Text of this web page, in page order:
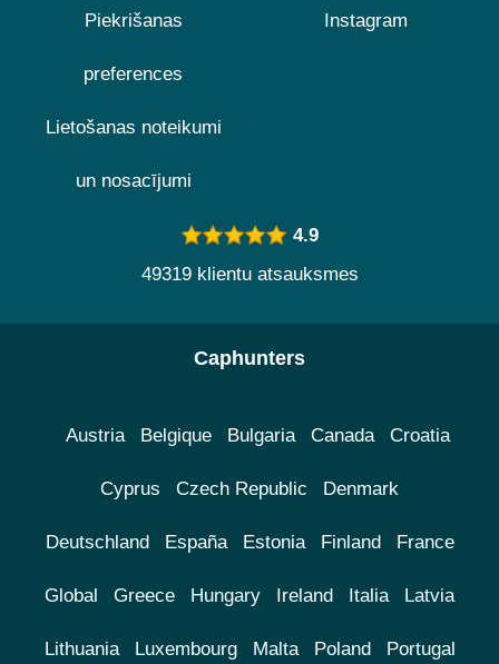
Piekrišanas
preferences
Lietošanas noteikumi
un nosacījumi
Instagram
4.9
49319 klientu atsauksmes
Caphunters
Austria Belgique Bulgaria Canada Croatia
Cyprus Czech Republic Denmark
Deutschland España Estonia Finland France
Global Greece Hungary Ireland Italia Latvia
Lithuania Luxembourg Malta Poland Portugal